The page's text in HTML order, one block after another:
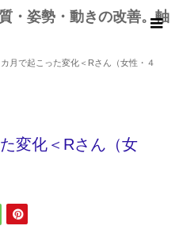
・姿勢・動きの改善。軸
カ月で起こった変化＜Rさん（女性・４
変化＜Rさん（女